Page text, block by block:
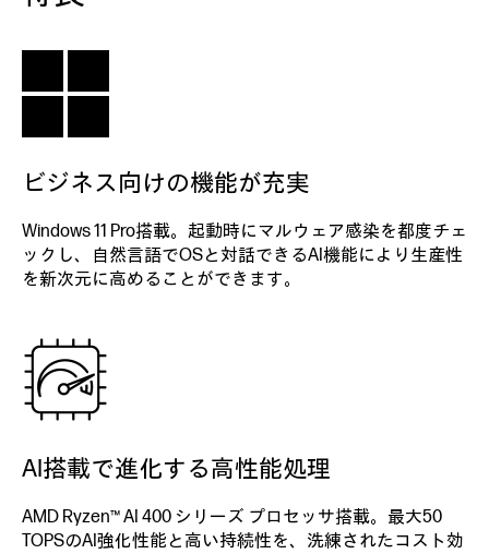
ビジネス向けの機能が充実
Windows 11 Pro搭載。起動時にマルウェア感染を都度チェ
ックし、自然言語でOSと対話できるAI機能により生産性
を新次元に高めることができます。
AI搭載で進化する高性能処理
AMD Ryzen™ AI 400 シリーズ プロセッサ搭載。最大50
TOPSのAI強化性能と高い持続性を、洗練されたコスト効